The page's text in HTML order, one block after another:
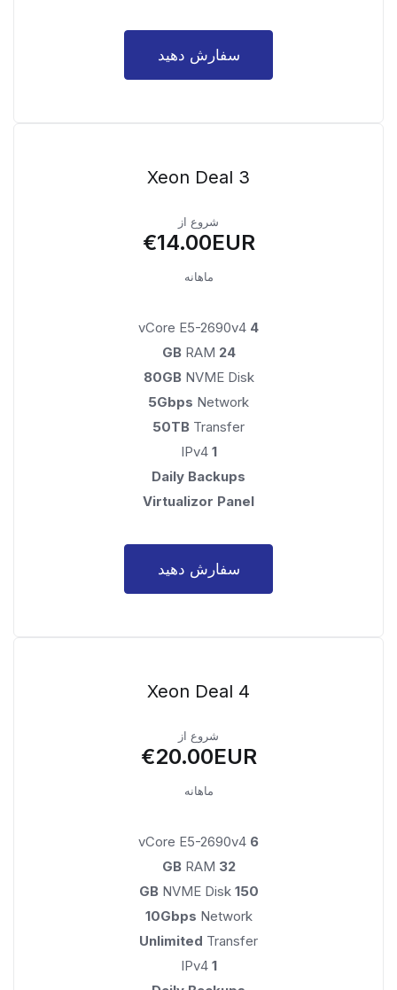
سفارش دهید
Xeon Deal 3
شروع از
€14.00EUR
ماهانه
4
24 GB
RAM
80GBNVME Disk
5Gbps Network
50TB Transfer
1
IPv4
Daily Backups
Virtualizor Panel
سفارش دهید
Xeon Deal 4
شروع از
€20.00EUR
ماهانه
6
32 GB
RAM
150 GB
NVME Disk
10Gbps Network
Unlimited Transfer
1
IPv4